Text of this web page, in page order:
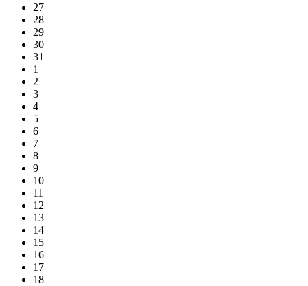
27
28
29
30
31
1
2
3
4
5
6
7
8
9
10
11
12
13
14
15
16
17
18